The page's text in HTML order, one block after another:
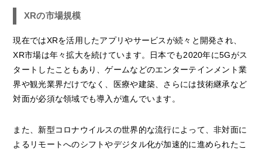
XRの市場規模
現在ではXRを活用したアプリやサービスが続々と開発され、
XR市場は年々拡大を続けています。日本でも2020年に5Gがス
タートしたこともあり、ゲームなどのエンターテインメント業
界や観光業界だけでなく、医療や建築、さらには技術継承など
対面が必須な領域でも導入が進んでいます。
また、新型コロナウイルスの世界的な流行によって、非対面に
よるリモートへのシフトやデジタル化が加速的に進められたこ